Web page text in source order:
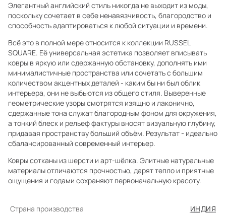
Элегантный английский стиль никогда не выходит из моды,
поскольку сочетает в себе ненавязчивость, благородство и
способность адаптироваться к любой ситуации и времени.
Всё это в полной мере относится к коллекции RUSSEL
SQUARE. Её универсальная эстетика позволяет вписывать
ковры в яркую или сдержанную обстановку, дополнять ими
минималистичные пространства или сочетать с большим
количеством акцентных деталей - каким бы ни был облик
интерьера, они не выбьются из общего стиля. Выверенные
геометрические узоры смотрятся изящно и лаконично,
сдержанные тона служат благородным фоном для окружения,
а тонкий блеск и рельеф фактуры вносят визуальную глубину,
придавая пространству больший объём. Результат - идеально
сбалансированный современный интерьер.
Ковры сотканы из шерсти и арт-шёлка. Элитные натуральные
материалы отличаются прочностью, дарят тепло и приятные
ощущения и годами сохраняют первоначальную красоту.
Страна производства
ИНДИЯ